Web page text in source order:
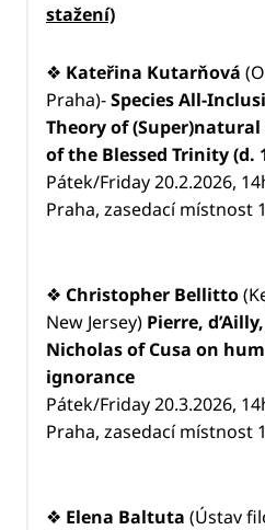
stažení)
❖ Kateřina Kutarňová
Praha)-Species All-
Theory of
of the Blessed Trinity (d.
Pátek/Friday 20.2.2026,
Praha, zasedací místnost
❖ Christopher Bellitto
New Jersey) Pierre,
Nicholas of Cusa on
ignorance
Pátek/Friday 20.3.2026,
Praha, zasedací místnost
❖ Elena Baltuta (Ústav